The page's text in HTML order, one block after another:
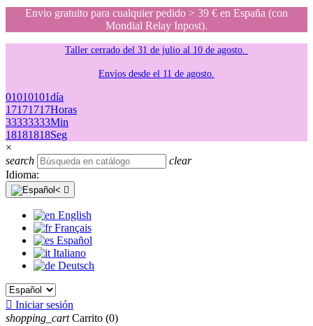
Envio gratuito para cualquier pedido > 39 € en España (con
Mondial Relay Inpost).
Taller cerrado del 31 de julio al 10 de agosto.
Envíos desde el 11 de agosto.
01010101día
17171717Horas
33333333Min
18181818Seg
×
search
clear
Idioma:

English
Français
Español
Italiano
Deutsch
 Iniciar sesión
shopping_cart Carrito (0)